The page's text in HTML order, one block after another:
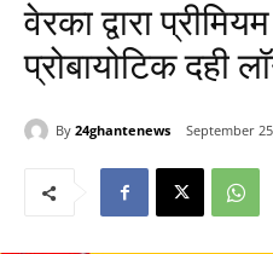
वेरका द्वारा
प्रोबायोटिक दही
By 24ghantenews September